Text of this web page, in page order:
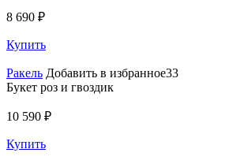
8 690 ₽
Купить
Ракель Добавить в избранное33
Букет роз и гвоздик
10 590 ₽
Купить